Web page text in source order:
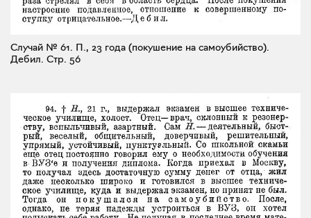
Случай № 61. П., 23 года (покушение на самоубийство).
Дебил. Стр. 56